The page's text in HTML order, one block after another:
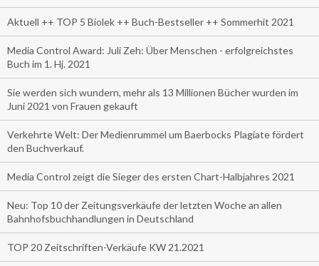
Aktuell ++ TOP 5 Biolek ++ Buch-Bestseller ++ Sommerhit 2021
Media Control Award: Juli Zeh: Über Menschen - erfolgreichstes
Buch im 1. Hj. 2021
Sie werden sich wundern, mehr als 13 Millionen Bücher wurden im
Juni 2021 von Frauen gekauft
Verkehrte Welt: Der Medienrummel um Baerbocks Plagiate fördert
den Buchverkauf.
Media Control zeigt die Sieger des ersten Chart-Halbjahres 2021
Neu: Top 10 der Zeitungsverkäufe der letzten Woche an allen
Bahnhofsbuchhandlungen in Deutschland
TOP 20 Zeitschriften-Verkäufe KW 21.2021